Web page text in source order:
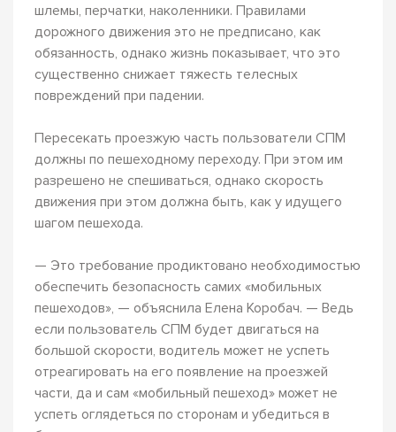
шлемы, перчатки, наколенники. Правилами
дорожного движения это не предписано, как
обязанность, однако жизнь показывает, что это
существенно снижает тяжесть телесных
повреждений при падении.
Пересекать проезжую часть пользователи СПМ
должны по пешеходному переходу. При этом им
разрешено не спешиваться, однако скорость
движения при этом должна быть, как у идущего
шагом пешехода.
— Это требование продиктовано необходимостью
обеспечить безопасность самих «мобильных
пешеходов», — объяснила Елена Коробач. — Ведь
если пользователь СПМ будет двигаться на
большой скорости, водитель может не успеть
отреагировать на его появление на проезжей
части, да и сам «мобильный пешеход» может не
успеть оглядеться по сторонам и убедиться в